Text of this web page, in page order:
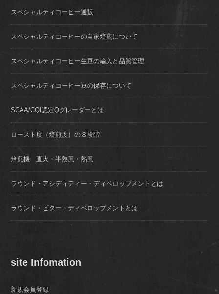
スペシャルティコーヒー通販
スペシャルティコーヒーの自家焙煎について
スペシャルティコーヒー生豆の輸入と品質管理
スペシャルティコーヒー豆の保存について
SCAA/CQI認定Qグレーダーとは
ロースト度（焙煎度）の８段階
焙煎機 直火・半熱風・熱風
ラウンド・アシディティー・ディベロップメントとは
ラウンド・ビター・ディベロップメントとは
site Infomation
新規会員登録